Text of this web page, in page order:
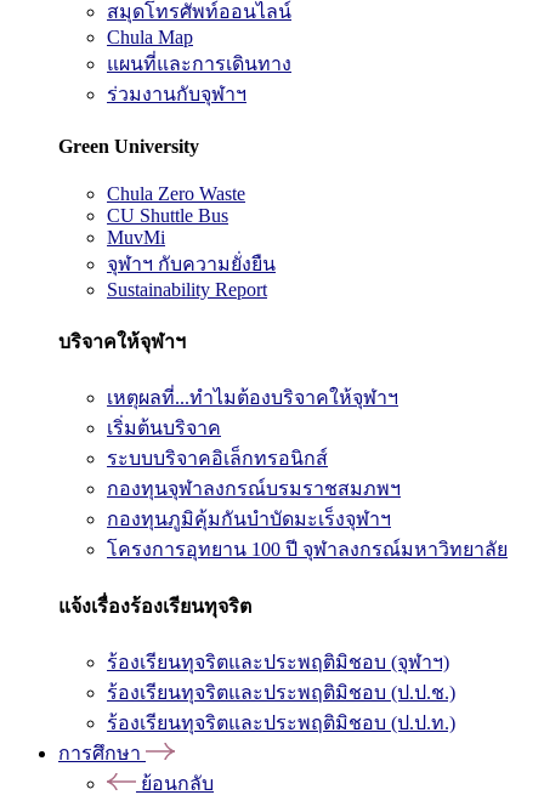
สมุดโทรศัพท์ออนไลน์
Chula Map
แผนที่และการเดินทาง
ร่วมงานกับจุฬาฯ
Green University
Chula Zero Waste
CU Shuttle Bus
MuvMi
จุฬาฯ กับความยั่งยืน
Sustainability Report
บริจาคให้จุฬาฯ
เหตุผลที่...ทำไมต้องบริจาคให้จุฬาฯ
เริ่มต้นบริจาค
ระบบบริจาคอิเล็กทรอนิกส์
กองทุนจุฬาลงกรณ์บรมราชสมภพฯ
กองทุนภูมิคุ้มกันบำบัดมะเร็งจุฬาฯ
โครงการอุทยาน 100 ปี จุฬาลงกรณ์มหาวิทยาลัย
แจ้งเรื่องร้องเรียนทุจริต
ร้องเรียนทุจริตและประพฤติมิชอบ (จุฬาฯ)
ร้องเรียนทุจริตและประพฤติมิชอบ (ป.ป.ช.)
ร้องเรียนทุจริตและประพฤติมิชอบ (ป.ป.ท.)
การศึกษา
ย้อนกลับ